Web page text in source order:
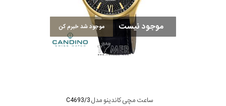
موجود نیست موجود شد خبرم کن
ساعت مچی کاندینو مدل C4693/3